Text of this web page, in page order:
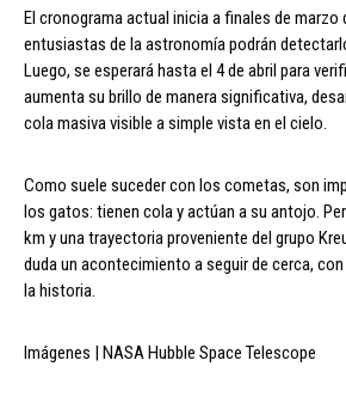
El cronograma actual inicia a finales de marzo
entusiastas de la astronomía podrán
Luego, se esperará hasta el 4 de abril para
aumenta su brillo de manera significativa,
cola masiva visible a simple vista en el cielo.
Como suele suceder con los cometas, son
los gatos: tienen cola y actúan a su antojo.
km y una trayectoria proveniente del grupo
duda un acontecimiento a seguir de cerca,
la historia.
Imágenes | NASA Hubble Space Telescope